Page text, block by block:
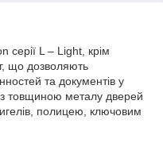
серії L – Light, крім
що дозволяють
та документів у
з товщиною металу дверей
полицею, ключовим